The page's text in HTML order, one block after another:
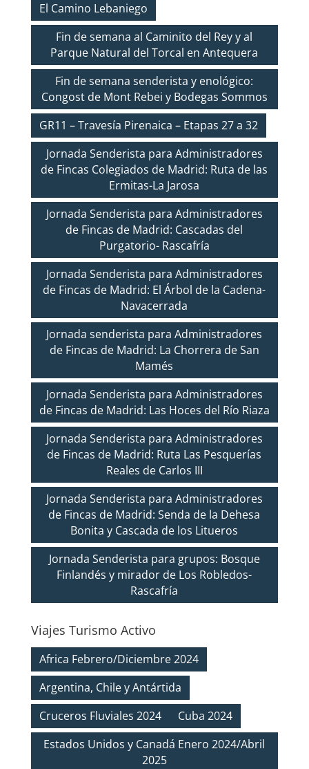
El Camino Lebaniego
Fin de semana al Caminito del Rey y al
Parque Natural del Torcal en Antequera
Fin de semana senderista y enológico:
Congost de Mont Rebei y Bodegas Sommos
GR11 – Travesía Pirenaica – Etapas 27 a 32
Jornada Senderista para Administradores
de Fincas Colegiados de Madrid: Ruta de las
Ermitas-La Jarosa
Jornada Senderista para Administradores
de Fincas de Madrid: Cascadas del
Purgatorio- Rascafría
Jornada Senderista para Administradores
de Fincas de Madrid: El Árbol de la Cadena-
Navacerrada
Jornada senderista para Administradores
de Fincas de Madrid: La Chorrera de San
Mamés
Jornada Senderista para Administradores
de Fincas de Madrid: Las Hoces del Río Riaza
Jornada Senderista para Administradores
de Fincas de Madrid: Ruta Las Pesquerías
Reales de Carlos III
Jornada Senderista para Administradores
de Fincas de Madrid: Senda de la Dehesa
Bonita y Cascada de los Litueros
Jornada Senderista para grupos: Bosque
Finlandés y mirador de Los Robledos-
Rascafría
Viajes Turismo Activo
Africa Febrero/Diciembre 2024
Argentina, Chile y Antártida
Cruceros Fluviales 2024
Cuba 2024
Estados Unidos y Canadá Enero 2024/Abril
2025